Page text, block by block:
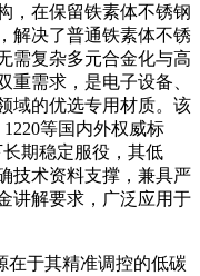
，在保留铁素体不锈钢
解决了普通铁素体不锈
需复杂多元合金化与高
重需求，是电子设备、
域的优选专用材质。该
等国内外权威标
期稳定服役，其低
技术资料支撑，兼具严
讲解要求，广泛应用于
在于其精准调控的低碳